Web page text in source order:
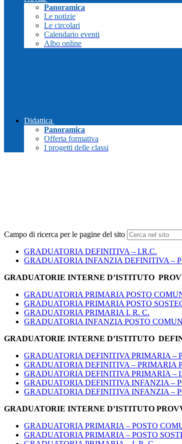
Panoramica
Le notizie
Le circolari
Calendario eventi
Albo online
Didattica
Panoramica
Offerta formativa
I progetti delle classi
Campo di ricerca per le pagine del sito
GRADUATORIA DEFINITIVA – I.R.C.
GRADUATORIA INFANZIA DEFINITIVA –
GRADUATORIE INTERNE D’ISTITUTO
GRADUATORIA PRIMARIA POSTO
GRADUATORIA PRIMARIA POSTO
GRADUATORIA PRIMARIA I. R. C.
GRADUATORIA INFANZIA POSTO
GRADUATORIE INTERNE D’ISTITUTO
GRADUATORIA DEFINITIVA PRIMARIA –
GRADUATORIA DEFINITIVA – PRIMARIA
GRADUATORIA DEFINITIVA PRIMARIA –
GRADUATORIA DEFINITIVA INFANZIA –
GRADUATORIA DEFINITIVA INFANZIA –
GRADUATORIE INTERNE D’ISTITUTO
GRADUATORIA PRIMARIA – POSTO
GRADUATORIA PRIMARIA – POSTO